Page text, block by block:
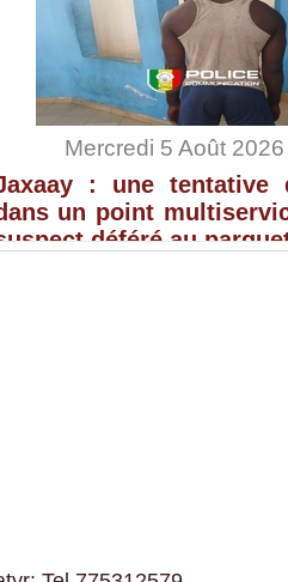
Mercredi 5 Août
: une tentative
un point
déféré au